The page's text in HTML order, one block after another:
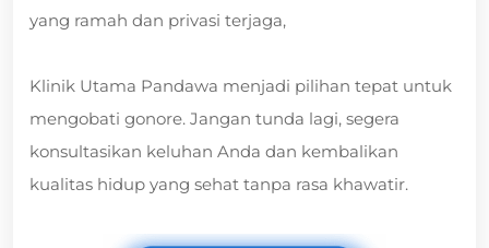
yang ramah dan privasi terjaga,
Klinik Utama Pandawa menjadi pilihan tepat untuk
mengobati gonore. Jangan tunda lagi, segera
konsultasikan keluhan Anda dan kembalikan
kualitas hidup yang sehat tanpa rasa khawatir.